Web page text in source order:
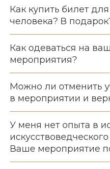
Как купить билет
человека? В
Как одеваться на
мероприятия?
Можно ли отменить
в мероприятии и
У меня нет опыта в
Ваше мероприятие